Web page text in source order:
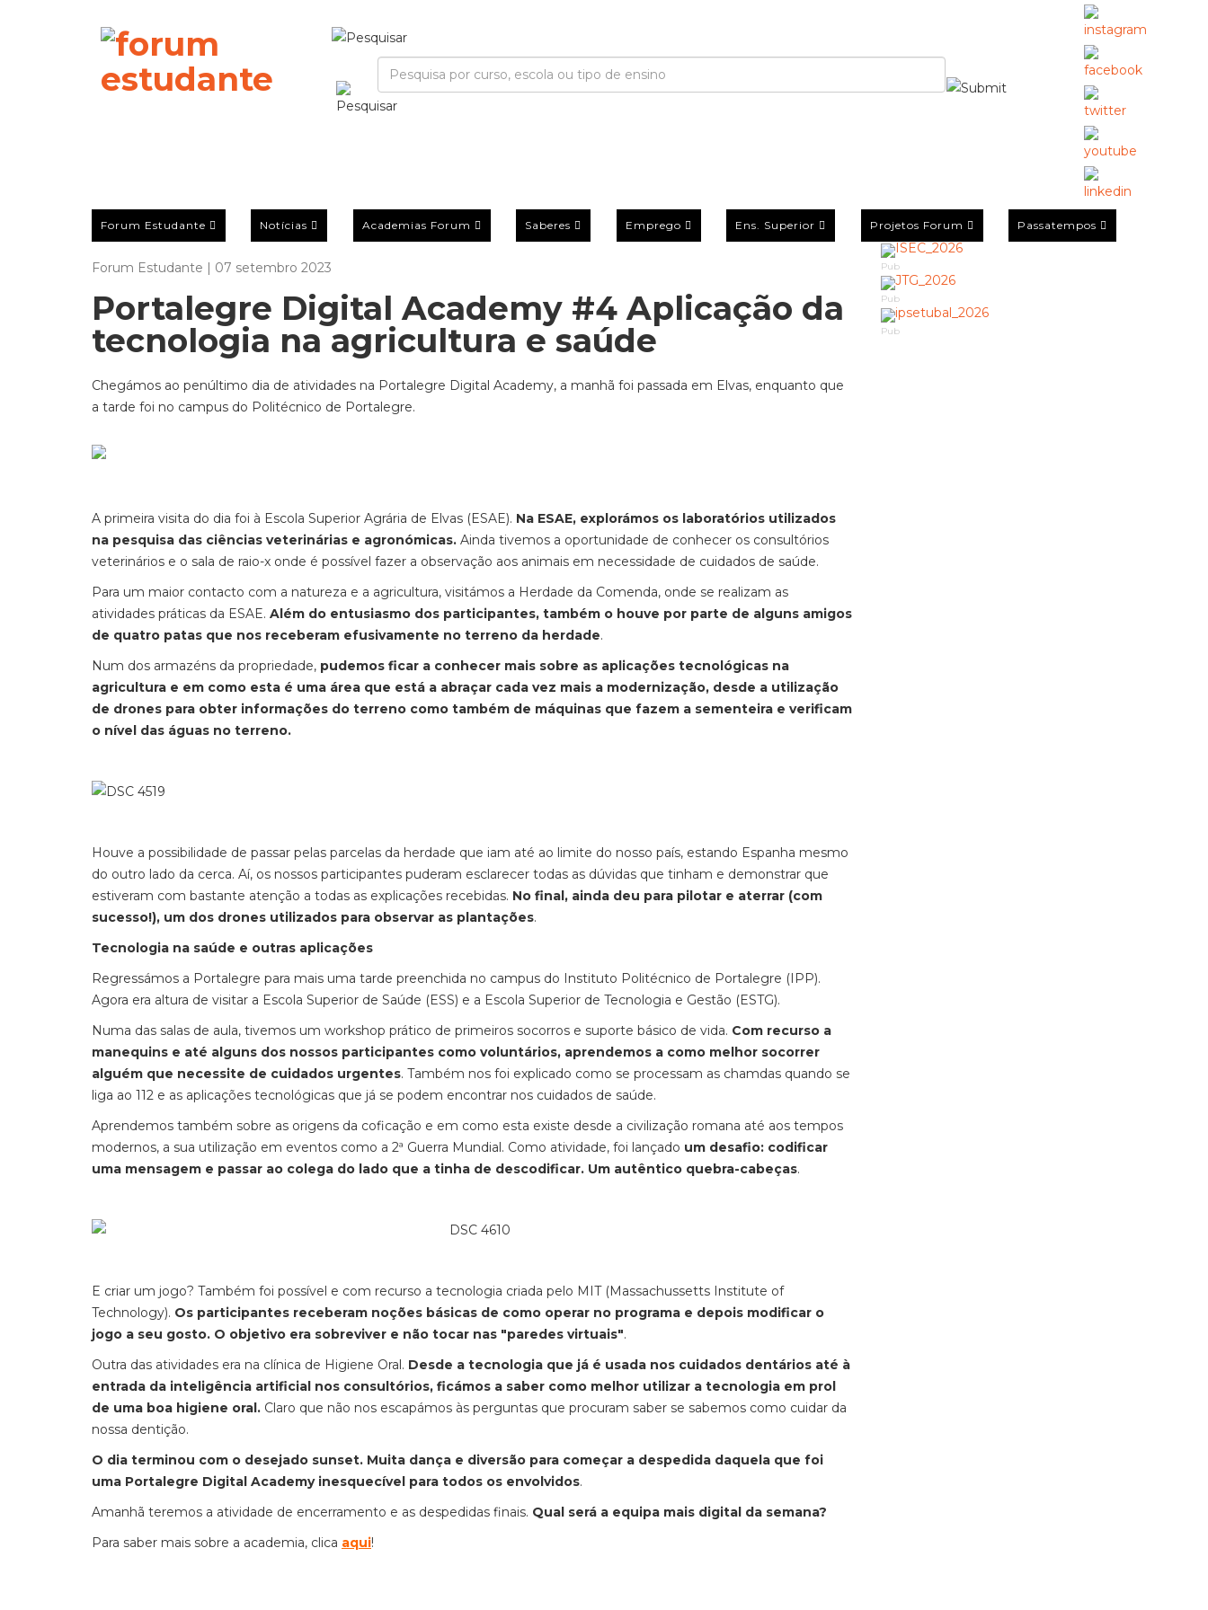
Forum Estudante Notícias Academias Forum Saberes Emprego Ens. Superior Projetos Forum Passatempos
Forum Estudante | 07 setembro 2023
Portalegre Digital Academy #4 Aplicação da
tecnologia na agricultura e saúde
Chegámos ao penúltimo dia de atividades na Portalegre Digital Academy, a manhã foi passada em Elvas, enquanto que
a tarde foi no campus do Politécnico de Portalegre.
A primeira visita do dia foi à Escola Superior Agrária de Elvas (ESAE). Na ESAE, explorámos os laboratórios utilizados
na pesquisa das ciências veterinárias e agronómicas. Ainda tivemos a oportunidade de conhecer os consultórios
veterinários e o sala de raio-x onde é possível fazer a observação aos animais em necessidade de cuidados de saúde.
Para um maior contacto com a natureza e a agricultura, visitámos a Herdade da Comenda, onde se realizam as
atividades práticas da ESAE. Além do entusiasmo dos participantes, também o houve por parte de alguns amigos
de quatro patas que nos receberam efusivamente no terreno da herdade.
Num dos armazéns da propriedade, pudemos ficar a conhecer mais sobre as aplicações tecnológicas na
agricultura e em como esta é uma área que está a abraçar cada vez mais a modernização, desde a utilização
de drones para obter informações do terreno como também de máquinas que fazem a sementeira e verificam
o nível das águas no terreno.
Houve a possibilidade de passar pelas parcelas da herdade que iam até ao limite do nosso país, estando Espanha mesmo
do outro lado da cerca. Aí, os nossos participantes puderam esclarecer todas as dúvidas que tinham e demonstrar que
estiveram com bastante atenção a todas as explicações recebidas. No final, ainda deu para pilotar e aterrar (com
sucesso!), um dos drones utilizados para observar as plantações.
Tecnologia na saúde e outras aplicações
Regressámos a Portalegre para mais uma tarde preenchida no campus do Instituto Politécnico de Portalegre (IPP).
Agora era altura de visitar a Escola Superior de Saúde (ESS) e a Escola Superior de Tecnologia e Gestão (ESTG).
Numa das salas de aula, tivemos um workshop prático de primeiros socorros e suporte básico de vida. Com recurso a
manequins e até alguns dos nossos participantes como voluntários, aprendemos a como melhor socorrer
alguém que necessite de cuidados urgentes. Também nos foi explicado como se processam as chamdas quando se
liga ao 112 e as aplicações tecnológicas que já se podem encontrar nos cuidados de saúde.
Aprendemos também sobre as origens da coficação e em como esta existe desde a civilização romana até aos tempos
modernos, a sua utilização em eventos como a 2ª Guerra Mundial. Como atividade, foi lançado um desafio: codificar
uma mensagem e passar ao colega do lado que a tinha de descodificar. Um autêntico quebra-cabeças.
E criar um jogo? Também foi possível e com recurso a tecnologia criada pelo MIT (Massachussetts Institute of
Technology). Os participantes receberam noções básicas de como operar no programa e depois modificar o
jogo a seu gosto. O objetivo era sobreviver e não tocar nas "paredes virtuais".
Outra das atividades era na clínica de Higiene Oral. Desde a tecnologia que já é usada nos cuidados dentários até à
entrada da inteligência artificial nos consultórios, ficámos a saber como melhor utilizar a tecnologia em prol
de uma boa higiene oral. Claro que não nos escapámos às perguntas que procuram saber se sabemos como cuidar da
nossa dentição.
O dia terminou com o desejado sunset. Muita dança e diversão para começar a despedida daquela que foi
uma Portalegre Digital Academy inesquecível para todos os envolvidos.
Amanhã teremos a atividade de encerramento e as despedidas finais. Qual será a equipa mais digital da semana?
Para saber mais sobre a academia, clica aqui!
Pub
Pub
Pub